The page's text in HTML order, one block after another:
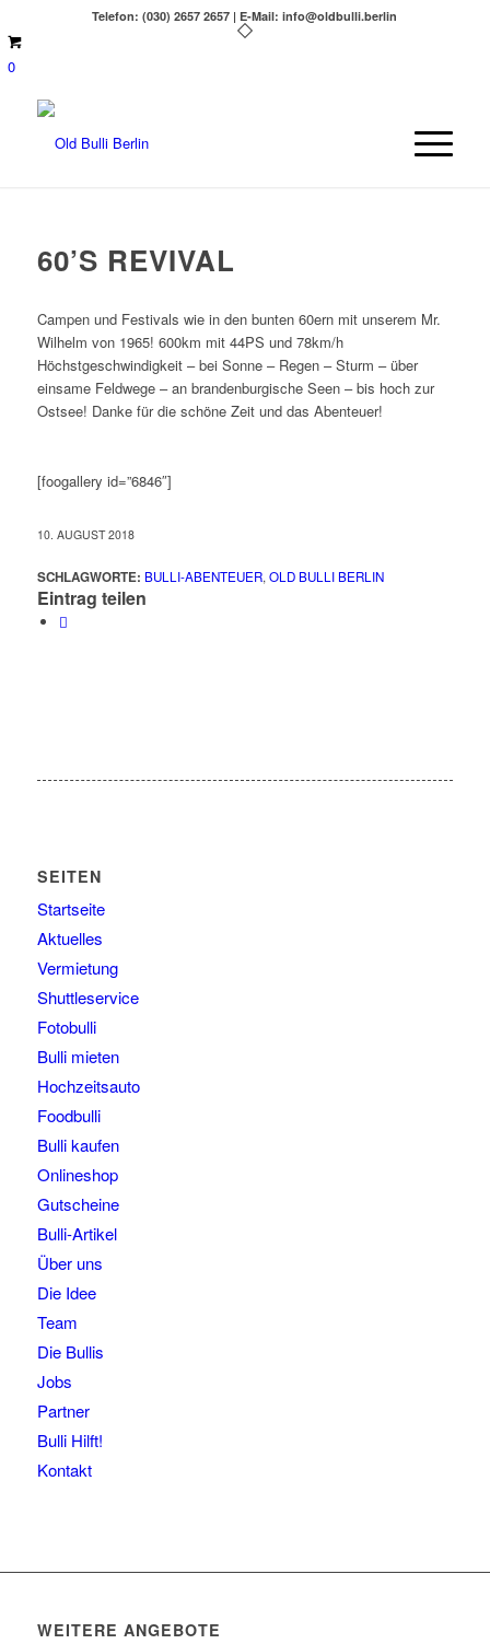
Telefon: (030) 2657 2657 | E-Mail: info@oldbulli.berlin
0
60’S REVIVAL
Campen und Festivals wie in den bunten 60ern mit unserem Mr.
Wilhelm von 1965! 600km mit 44PS und 78km/h
Höchstgeschwindigkeit – bei Sonne – Regen – Sturm – über
einsame Feldwege – an brandenburgische Seen – bis hoch zur
Ostsee! Danke für die schöne Zeit und das Abenteuer!
[foogallery id=”6846″]
10. AUGUST 2018
SCHLAGWORTE: BULLI-ABENTEUER, OLD BULLI BERLIN
Eintrag teilen
SEITEN
Startseite
Aktuelles
Vermietung
Shuttleservice
Fotobulli
Bulli mieten
Hochzeitsauto
Foodbulli
Bulli kaufen
Onlineshop
Gutscheine
Bulli-Artikel
Über uns
Die Idee
Team
Die Bullis
Jobs
Partner
Bulli Hilft!
Kontakt
WEITERE ANGEBOTE